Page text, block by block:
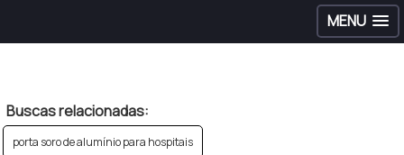
MENU
Buscas relacionadas:
porta soro de alumínio para hospitais